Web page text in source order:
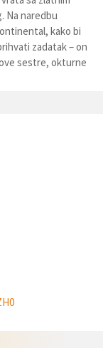
Na naredbu
kako bi
zadatak – on
sestre, okturne